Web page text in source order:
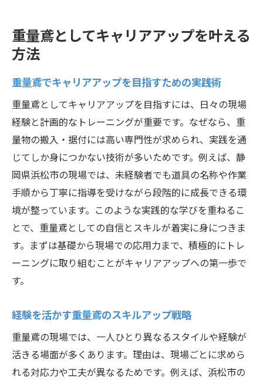
現場で役立つ重量鳶の知識の身につけ方
資格学習と現場経験を両立する重量鳶の工
夫
キャリアップ実現に必要な重量鳶の知識力
重量鳶が実践する自分に合った学びの選び
方
重量鳶の現場経験とキャリアップのコツ
重量鳶現場経験を積むことで得られる成長
キャリアップに直結する重量鳶の現場力向
上
経験を活かしてキャリアアップする重量鳶
長く活躍するための重量鳶キャリアビジョ
ン
重量鳶の現場経験を次のキャリアに活かす
方法
重量鳶としてキャリアアップを叶える
方法
重量鳶でキャリアアップを目指すための実践術
重量鳶としてキャリアアップを目指すには、日々の現場
経験と計画的なトレーニングが重要です。なぜなら、重
量物の搬入・据付には高い専門性が求められ、実践を通
じてしか身につかない技術が多いためです。例えば、静
岡県浜松市の現場では、未経験者でも道具の名称や作業
手順から丁寧に指導を受けながら段階的に成長できる環
境が整っています。このような実践的な学びを重ねるこ
とで、重量鳶としての自信とスキルが着実に身につきま
す。まずは基礎から現場での応用力まで、積極的にトレ
ーニングに取り組むことがキャリアアップへの第一歩で
す。
経験を活かす重量鳶のスキルアップ戦略
重量鳶の現場では、一人ひとり異なるスタイルや経験が
活きる場面が多くあります。理由は、現場ごとに求めら
れる対応力や工夫が異なるためです。例えば、浜松市の